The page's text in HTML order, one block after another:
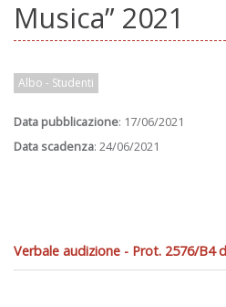
Musica” 2021
Albo - Studenti
Data pubblicazione: 17/06/2021
Data scadenza: 24/06/2021
Verbale audizione - Prot. 2576/B4